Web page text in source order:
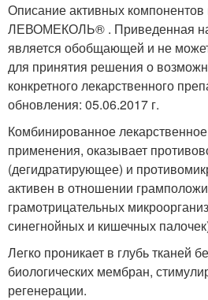
Описание активных компонентов
ЛЕВОМЕКОЛЬ® . Приведенная
является обобщающей и не
для принятия решения о
конкретного лекарственного
обновления: 05.06.2017 г.
Комбинированное
применения, оказывает
(дегидратирующее) и
активен в отношении
грамотрицательных
синегнойных и кишечных
Легко проникает в глубь тканей
биологических мембран,
регенерации.